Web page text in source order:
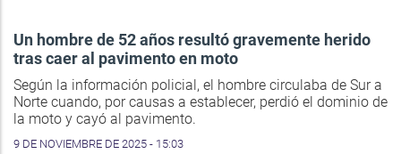
Un hombre de 52 años resultó gravemente herido
tras caer al pavimento en moto
Según la información policial, el hombre circulaba de Sur a
Norte cuando, por causas a establecer, perdió el dominio de
la moto y cayó al pavimento.
9 DE NOVIEMBRE DE 2025 - 15:03